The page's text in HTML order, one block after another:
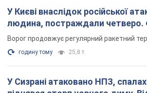
У Києві внаслідок російської
людина, постраждали четверо.
Ворог продовжує регулярний ракетний
годину тому 25,8 т.
У Сизрані атаковано НПЗ,